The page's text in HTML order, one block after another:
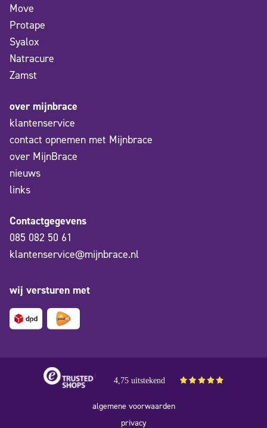
Move
Protape
Syalox
Natracure
Zamst
over mijnbrace
klantenservice
contact opnemen met Mijnbrace
over MijnBrace
nieuws
links
Contactgegevens
085 082 50 61
klantenservice@mijnbrace.nl
wij versturen met
4,75 uitstekend
algemene voorwaarden
privacy